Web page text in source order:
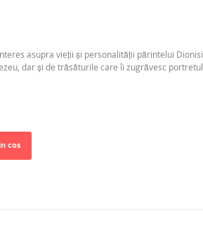
asupra vieții și personalității părintelui
dar și de trăsăturile care îi zugrăvesc
cos